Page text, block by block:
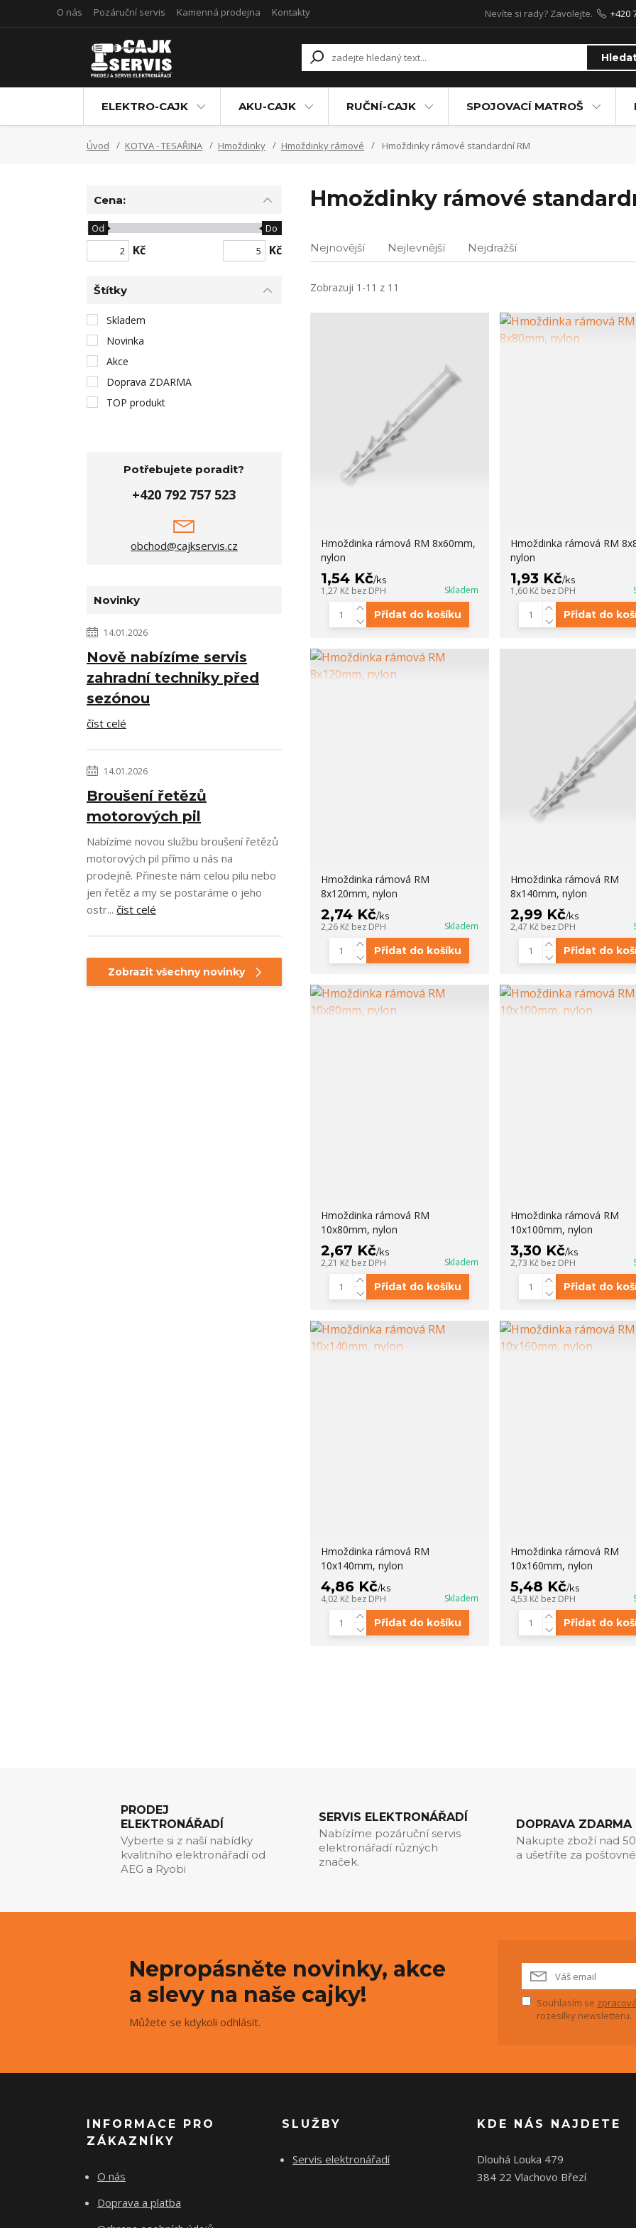
O nás Pozáruční servis Kamenná prodejna Kontakty Nevíte si rady? Zavolejte. +420
ELEKTRO-CAJK AKU-CAJK RUČNÍ-CAJK SPOJOVACÍ MATROŠ
Úvod KOTVA - TESAŘINA Hmoždinky Hmoždinky rámové Hmoždinky rámové standardní RM
Hmoždinky rámové
Nejnovější Nejlevnější Nejdražší
Zobrazuji 1-11 z 11
Hmoždinka rámová RM 8x60mm,
nylon
1,54 Kč/ks
1,27 Kč bez DPH Skladem
Přidat do košíku
Hmoždinka rámová RM
nylon
1,93 Kč/ks
1,60 Kč bez DPH
Přidat do
Hmoždinka rámová RM
8x120mm, nylon
2,74 Kč/ks
2,26 Kč bez DPH Skladem
Přidat do košíku
Hmoždinka rámová RM
8x140mm, nylon
2,99 Kč/ks
2,47 Kč bez DPH
Přidat do
Hmoždinka rámová RM
10x80mm, nylon
2,67 Kč/ks
2,21 Kč bez DPH Skladem
Přidat do košíku
Hmoždinka rámová RM
10x100mm, nylon
3,30 Kč/ks
2,73 Kč bez DPH
Přidat do
Hmoždinka rámová RM
10x140mm, nylon
4,86 Kč/ks
4,02 Kč bez DPH Skladem
Přidat do košíku
Hmoždinka rámová RM
10x160mm, nylon
5,48 Kč/ks
4,53 Kč bez DPH
Přidat do
Cena:
Kč
Od Do
Kč
Štítky
Skladem
Novinka
Akce
Doprava ZDARMA
TOP produkt
Potřebujete poradit?
+420 792 757 523
obchod@cajkservis.cz
Novinky
14.01.2026
Nově nabízíme servis
zahradní techniky před
sezónou
číst celé
14.01.2026
Broušení řetězů
motorových pil
Nabízíme novou službu broušení řetězů
motorových pil přímo u nás na
prodejně. Přineste nám celou pilu nebo
jen řetěz a my se postaráme o jeho
ostr... číst celé
Zobrazit všechny novinky
PRODEJ
ELEKTRONÁŘADÍ
Vyberte si z naší nabídky
kvalitního elektronářadí od
AEG a Ryobi
SERVIS ELEKTRONÁŘADÍ
Nabízíme pozáruční servis
elektronářadí různých
značek.
DOPRAVA ZDARMA
Nakupte zboží nad
a ušetříte za
Nepropásněte novinky, akce
a slevy na naše cajky!
Můžete se kdykoli odhlásit.
Souhlasím se
rozesílky newsletteru.
INFORMACE PRO
ZÁKAZNÍKY
O nás
Doprava a platba
SLUŽBY
Servis elektronářadí
KDE NÁS NAJDETE
Dlouhá Louka 479
384 22 Vlachovo Březí